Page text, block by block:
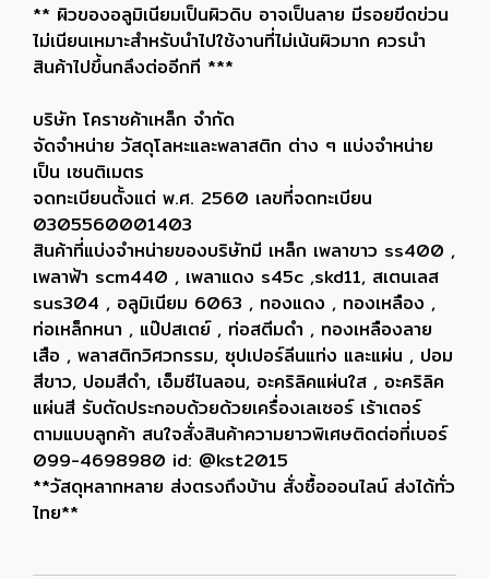
** ผิวของอลูมิเนียมเป็นผิวดิบ อาจเป็นลาย มีรอยขีดข่วน
ไม่เนียนเหมาะสำหรับนำไปใช้งานที่ไม่เน้นผิวมาก ควรนำ
สินค้าไปขึ้นกลึงต่ออีกที ***
บริษัท โคราชค้าเหล็ก จำกัด
จัดจำหน่าย วัสดุโลหะและพลาสติก ต่าง ๆ แบ่งจำหน่าย
เป็น เซนติเมตร
จดทะเบียนตั้งแต่ พ.ศ. 2560 เลขที่จดทะเบียน
0305560001403
สินค้าที่แบ่งจำหน่ายของบริษัทมี เหล็ก เพลาขาว ss400 ,
เพลาฟ้า scm440 , เพลาแดง s45c ,skd11, สเตนเลส
sus304 , อลูมิเนียม 6063 , ทองแดง , ทองเหลือง ,
ท่อเหล็กหนา , แป๊ปสเตย์ , ท่อสตีมดำ , ทองเหลืองลาย
เสือ , พลาสติกวิศวกรรม, ซุปเปอร์ลีนแท่ง และแผ่น , ปอม
สีขาว, ปอมสีดำ, เอ็มซีไนลอน, อะคริลิคแผ่นใส , อะคริลิค
แผ่นสี รับตัดประกอบด้วยด้วยเครื่องเลเซอร์ เร้าเตอร์
ตามแบบลูกค้า สนใจสั่งสินค้าความยาวพิเศษติดต่อที่เบอร์
099-4698980 id: @kst2015
**วัสดุหลากหลาย ส่งตรงถึงบ้าน สั่งซื้อออนไลน์ ส่งได้ทั่ว
ไทย**